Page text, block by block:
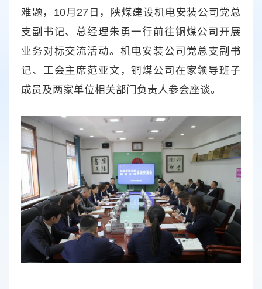
难题，10月27日，陕煤建设机电安装公司党总
支副书记、总经理朱勇一行前往铜煤公司开展
业务对标交流活动。机电安装公司党总支副书
记、工会主席范亚文，铜煤公司在家领导班子
成员及两家单位相关部门负责人参会座谈。